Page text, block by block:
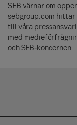
SEB värnar om
sebgroup.com
till våra
med
och SEB‑koncernen.